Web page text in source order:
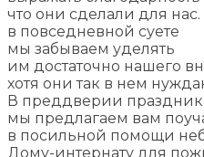
что они сделали для
в повседневной суете
мы забываем уделять
им достаточно нашего
хотя они так в нем
В преддверии
мы предлагаем вам
в посильной помощи
Дому-интернату для